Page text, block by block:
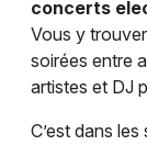
concerts
Vous y
soirées entre
artistes et DJ
C’est dans